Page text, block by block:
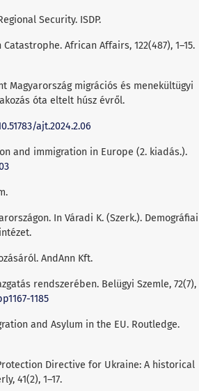
Security. ISDP.
African Affairs, 122(487), 1–15.
Magyarország migrációs és menekültügyi
óta eltelt húsz évről.
ajt.2024.2.06
and immigration in Europe (2. kiadás.).
In Váradi K. (Szerk.). Demográfiai
AndAnn Kft.
rendszerében. Belügyi Szemle, 72(7),
1185
and Asylum in the EU. Routledge.
Directive for Ukraine: A historical
41(2), 1–17.